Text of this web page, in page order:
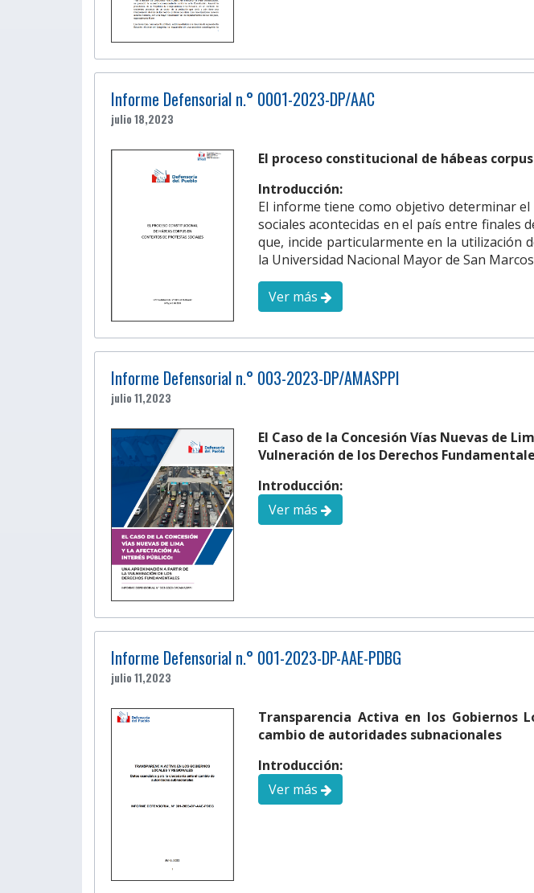
Informe Defensorial n.° 0001-2023-DP/AAC
julio 18,2023
El proceso constitucional de hábeas
Introducción:
El informe tiene como objetivo determinar
sociales acontecidas en el país entre finales
que, incide particularmente en la utilización
la Universidad Nacional Mayor de San
Ver más
Informe Defensorial n.° 003-2023-DP/AMASPPI
julio 11,2023
El Caso de la Concesión Vías Nuevas de
Vulneración de los Derechos
Introducción:
Ver más
Informe Defensorial n.° 001-2023-DP-AAE-PDBG
julio 11,2023
Transparencia Activa en los Gobiernos
cambio de autoridades subnacionales
Introducción:
Ver más